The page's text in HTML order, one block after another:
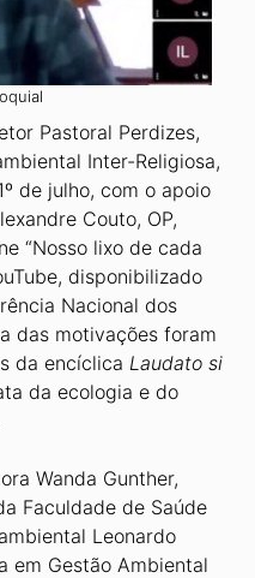
Pastoral Perdizes,
Inter-Religiosa,
de julho, com o apoio
Couto, OP,
“Nosso lixo de cada
disponibilizado
Nacional dos
das motivações foram
da encíclica Laudato si
da ecologia e do
Wanda Gunther,
Faculdade de Saúde
Leonardo
em Gestão Ambiental